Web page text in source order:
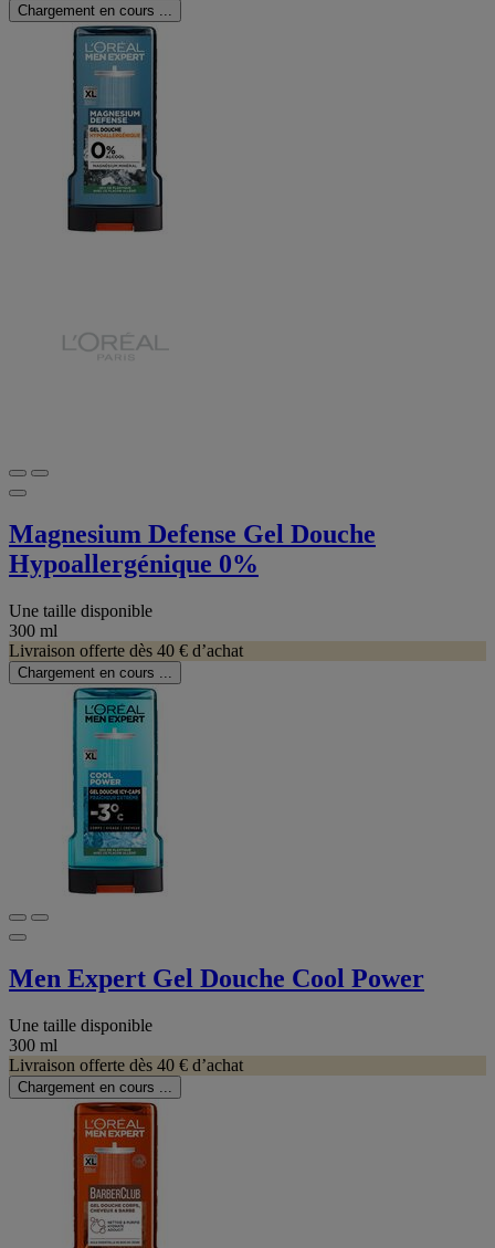
Chargement en cours ...
Magnesium Defense Gel Douche
Hypoallergénique 0%
Une taille disponible
300 ml
Livraison offerte dès 40 € d’achat
Chargement en cours ...
Men Expert Gel Douche Cool Power
Une taille disponible
300 ml
Livraison offerte dès 40 € d’achat
Chargement en cours ...